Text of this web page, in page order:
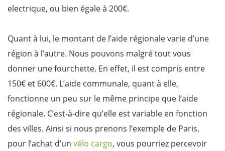
electrique, ou bien égale à 200€.
Quant à lui, le montant de l’aide régionale varie d’une
région à l’autre. Nous pouvons malgré tout vous
donner une fourchette. En effet, il est compris entre
150€ et 600€. L’aide communale, quant à elle,
fonctionne un peu sur le même principe que l’aide
régionale. C’est-à-dire qu’elle est variable en fonction
des villes. Ainsi si nous prenons l’exemple de Paris,
pour l’achat d’un vélo cargo, vous pourriez percevoir